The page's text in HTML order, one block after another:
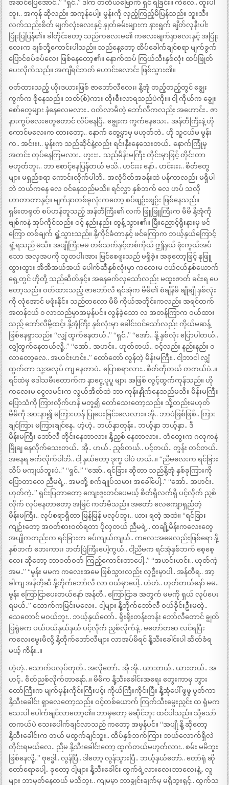
အဆင်ပြေအောင်..” “ရှင်..” ဒါက တတိယမြောက် ရှင် ရခြင်း။ ကဲလေ.. ထူးပါ
ဘူး.. အကုန် ဆိုလည်း အကုန်ပေါ့။ မွန်းကို လှည့်ကြည့်မိပြန်သည်။ ဘူးသီး
လက်သည်းစိတ် မျက်လုံးလေးနှင့် နှုတ်ခမ်းများက နားရွက် ချိတ်လုနီးပါး
ပြုံးပြပြန်၏။ ခါတိုင်းတော့ သည်ကလေးမ၏ ကလေးမျက်နှာလေးနှင့် အပြုံး
လေးက ချစ်ဘို့ကောင်းပါသည်။ သည်နေ့တော့ ထိပ်ခေါက်ချင်စရာ မျက်ခွက်
ပြောင်စပ်စပ်လေး ဖြစ်နေတော့၏။ နောက်ထပ် ကြယ်သီးနှစ်လုံး ထပ်ဖြုတ်
ပေးလိုက်သည်။ အကျီရင်ဘတ် ဟောင်းလောင်း ဖြစ်သွား၏။
ဝတ်ထားသည့် ယိုးဒယားဖြစ် ဇာဘော်လီလေး၊ နို့အုံ တည့်တည့်တွင် ချွေး
ကွက်က စိုနေသည်။ ဘတ်(စ်)ကား တိုးစီးလာရသည်ပဲကိုး။ ငါ့ ကိုယ်က ချွေး
စော်တွေများ နံနေလေမလား.. ဝတ်လာမိတဲ့ ဘော်လီကလည်း အဟောင်း.. ဇာ
နားကွပ်လေးတွေတောင် လိပ်နေပြီ.. ချွေးက ကွက်နေသေး.. အန်တီကြီးနဲ့ ဟို
ကောင်မလေးက ထားတော့.. နောက် တွေ့မှာမှ မဟုတ်ဘဲ.. ဟို သူငယ်မ မွန်း
က.. အင်းးး.. မွန်းက သည်ဆိုင်နဲ့လည်း ရင်းနှီးနေသေးတယ်.. နောက်ကြုံမှ
အတင်း တုပ်နေကြမလား.. ဟူးးး.. သည်မိန်းမကြီး တိုင်းမှာဖြင့် တိုင်းတာ
မဟုတ်ဘူး.. ဘာ စောင့်နေပြန်တယ် မသိ.. ဟင်းးး နော်.. ဟင်းးးး.. စိတ်တွေ
များ မရှည်စရာ ကောင်းလိုက်ပါဘိ.. အလုံပိတ်အခန်းထဲ ပန်ကာလည်း မရှိပါ
ဘဲ ဘယ်ကနေ လေ ဝင်နေသည်မသိ။ ရင်လွှာ နှစ်ဘက် လေ ဟပ် သလို
ဟာတာတာနှင့်။ မျက်နှာတစ်ခုလုံးကတော့ စပ်ဖျဉ်းဖျဉ်း ဖြစ်နေသည်။
ရှမ်းတရုတ် စပ်ဟန်တူသည့် အန်တီကြီး၏ လက် ဖြူဖြူကြီးက မိမိ နို့အုံကို
ဗျစ်ကနဲ အုပ်ကိုင်သည်။ ဝင့် နည်းနည်း တွန့် သွား၏။ မြီးညှောင့်ရိုးနားမှ ဖင်
ကြော တစ်ချက် ရှုံ့သွားသည်။ နို့ကိုင်ခံတာနှင့် ဖင်ကြောက ဘယ့်နှယ်ကြောင့်
ရှုံ့ရသည် မသိ။ အပျိုကြီးမမ တစ်သက်နှင့်တစ်ကိုယ် ဤနှယ် ဖုံးကွယ်အပ်
သော အလှအပကို သူတပါးအား မြင်စေဖူးသည် မရှိခဲ့။ အခုတော့ဖြင့် နုဖြူ
ထွားထွား အိအိအယ်အယ် ပေါက်ဆီနှစ်လုံးမှာ ကလေးမ ငယ်ငယ်နှစ်ယောက်
ရှေ့တွင် ဟိုတို့ သည်ဆိတ်နှင့်။ အနေခက်လှသော်လည်း မထူးဇာတ် ခင်းရ ပေ
တော့သည်။ ဝတ်ထားသည့် ဇာဘော်လီ ရင်အုံက မိမိ၏ စံချိန်မိ ချိုချို နှစ်လုံး
ကို လုံအောင် မဖုံးနိုင်။ သည်တလော မိမိ ကိုယ်အတိုင်းကလည်း အရင်ထက်
အတန်ငယ် ၀ လာသည်မှာအမှန်ပင်။ လွန်ခဲ့သော လ အတန်ကြာက ဝယ်ထား
သည့် ဘော်လီမို့ထင့်၊ နို့အုံကြီး နှစ်လုံးမှာ ခေါင်းဝင်သော်လည်း ကိုယ်မဆန့်
ဖြစ်နေရှာသည်။ “လျှံ ထွက်နေတယ်..” “ရှင်..” “အော်.. နို့ နှစ်လုံး ပြောပါတယ်..
လျှံထွက်နေတယ်လို့..” “အော်.. အဟင်း.. ဟုတ်တယ်.. ဝင့်လည်း နည်းနည်း ၀
လာတော့လေ.. အဟင်းဟင်း..” တော်တော် လွန်တဲ့ မိန်းမကြီး.. ငါ့ဘာငါ လျှံ
ထွက်တာ သူ့အလုပ် ကျ နေတာပဲ.. ပြောစရာလား.. စိတ်တိုတယ် တကယ်ပဲ..။
ရင်ထဲမှ ဒေါသမီးတောက်က နှာငွေ့ ပူပူ များ အဖြစ် လွင့်ထွက်ကုန်သည်။ ဟို
ကလေးမ ငွေလမင်းက လွယ်အိတ်ထဲ ဘာ ကုန်းနှိုက်နေသည်မသိ။ မိန်းမကြီး
ပြောသံကို ကြားလိုက်ဟန် မတူ၍ တော်သေးတော့သည်။ သို့တည်းမဟုတ်
မိမိကို အားနာ၍ မကြားဟန် ပြုပေးခြင်းလေလား။ အို.. ဘာပဲဖြစ်ဖြစ်.. ကြား
ချင်ကြား မကြားချင်နေ.. ဟဲ့ဟဲ့.. ဘယ်နှာတုန်း.. ဘယ့်နှာ ဘယ့်နှာ.. ဒီ
မိန်းမကြီး ဘော်လီ တိုင်းနေတာလား နို့ညှစ် နေတာလား.. တံတွေးက ဂလုကနဲ
မြိုချ နေလိုက်သေးတယ်.. အို.. ဟယ်.. ညှစ်တယ်.. ပင့်တယ်.. တွန်း တင်တယ်..
အနေရ ခက်လိုက်ပါဘိ.. ငါ့ နှယ်တော့ ဒုက္ခ ပါပဲ ဟယ်..။ “ညီမလေးက ရင်ခြား
သိပ် မကျယ်ဘူးပဲ..” “ရှင်..” “အော်.. ရင်ခြား ဆိုတာ သည်နို့အုံ နှစ်ခုကြားကို
ပြောတာလေ ညီမရဲ့.. အမတို့ စက်ချုပ်သမား အခေါ်ပေါ့..” “အော်.. အဟင်း..
ဟုတ်ကဲ့..” ရှင်းပြတာတော့ ကျေးဇူးတင်ပေမယ့် စိတ်ရှိလက်ရှိ ပင့်လိုက် ညှစ်
လိုက် လုပ်နေတာတော့ အမြင် ကတ်မိသည်။ အတော် လေကျောရှည်တဲ့
မိန်းမကြီး.. လုပ်စရာရှိတာ မြန်မြန် မလုပ်ဘူး.. ယား ရတဲ့ အထဲ။ “ရင်ခြား
ကျဉ်းတော့ အဝတ်စားဝတ်ရတာ ပိုလှတယ် ညီမရဲ့.. တချို့မိန်းကလေးတွေ
အပျိုကတည်းက ရင်ခြားက ခပ်ကျယ်ကျယ်.. ကလေးအမေလည်းဖြစ်ရော နို့
နှစ်ဘက် ဘေးကား၊ ဘတ်ပြဲကြီးပေါ့ကွယ်.. ငါ့ညီမက ရင်အုံနှစ်ဘက် စေ့စေ့
လေး ဆိုတော့ ဘာဝတ်ဝတ် ကြည့်ကောင်းတာပေါ့..” “အဟင်းဟင်း.. ဟုတ်ကဲ့
အမ..” “မွန်း မမက ကလေးအမေ ဖြစ်သွားလည်း လှဦးမှာပါ.. အန်တီရ.. အာ့
ခါကျ အန်တီ့ဆီ နို့တိုက်ဘော်လီ လာ ဝယ်မှာပေါ့.. ဟဲဟဲ.. ဟုတ်တယ်နော် မမ..
မွန်း ကြော်ငြာပေးတယ်နော် အန်တီ.. ကြော်ငြာခ အတွက် မမကို ရှယ် လုပ်ပေး
ရမယ်..” သောက်ကမြင်းမလေး.. ငါ့များ နို့တိုက်ဘော်လီ ဝယ်ခိုင်းဦးမတဲ့..
သေတောင် မဝယ်ဘူး.. ဘယ့်နှယ်တော်.. ရိုးရိုးတန်းတန်း ဘော်လီတောင် ချွတ်
ပြရုံမက ပယ်ပယ်နှယ်နှယ် ပင့်လိုက် ညှစ်လိုက်နဲ့.. မတော်တဆ လင်ရပြီး
ကလေးမွေးမိလို့ နို့တိုက်ဘော်လီများ လာအပ်မိရင် နို့သီးခေါင်းပါ ဆိတ်ခံရ
မယ့် ကိန်း..။
ဟဲ့ဟဲ့.. သောက်ပလုပ်တုတ်.. အလိုတော်.. အို အို.. ယားတယ်.. ယားတယ်.. အ
ဟင့်.. စိတ်ညစ်လိုက်တာနော်..။ မိမိက နို့သီးခေါင်းအရေး တွေးကာမှ ဘွား
တော်ကြီးက မျက်မှန်းကိုင်းကြီးပင့်၊ ကိုယ်ကြီးကိုင်းပြီး နို့အုံပေါ် ဖွဖွ ပွတ်ကာ
နို့သီးခေါင်း ရှာလေတော့သည်။ ဝင့်တစ်ယောက် ကြက်သီးမွေးညှင်း ထ ရုံမက
သေးပါ ပေါက်ချင်လာတော့၏။ ဘာမှတော့ မဆိုင်ဘူး ထင်ပါသည်။ သို့သော်
တကယ်ပဲ သေးပေါက်ချင်လာသည် ကတော့ အမှန်ပင်။ “အပျို နို့ ဆိုတော့
နို့သီးခေါင်းက တယ် မထွက်ချင်ဘူး.. ထိပ်နှစ်ဘက်ကြား ဘယ်လောက်ရှိလဲ
တိုင်းရမယ်လေ.. ညီမ နို့သီးခေါင်းတော့ ထွက်တယ်မဟုတ်လား.. စမ်း မမိဘူး
ဖြစ်နေလို့..” ဗုဒ္ဓေါ.. လွန်ပြီ.. ဒါတော့ လွန်သွားပြီ.. ဘယ့်နှယ်တော်.. တော်ရုံ ဆို
တော်ရောပေါ့.. ခုတော့ ငါ့များ နို့သီးခေါင်း ထွက်ရဲ့လားလေးဘာလေးနဲ့.. လူ
များ ဘာမှတ်နေတယ် မသိဘူး.. ကျမမှာ ဘာချွင်းချက်မှ မရှိဘူးရှင့်.. ထွက်သ